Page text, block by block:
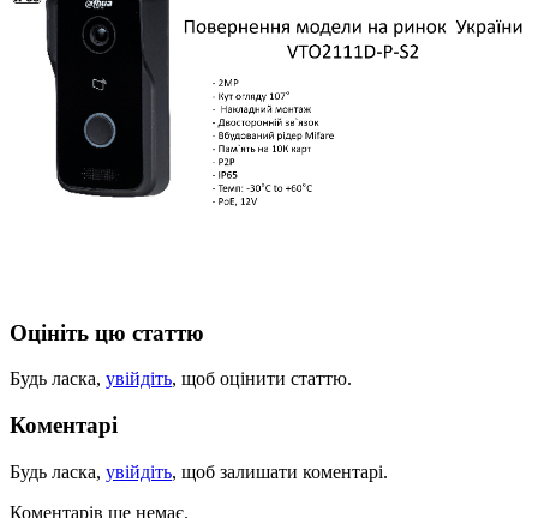
Оцініть цю статтю
Будь ласка, увійдіть, щоб оцінити статтю.
Коментарі
Будь ласка, увійдіть, щоб залишати коментарі.
Коментарів ще немає.